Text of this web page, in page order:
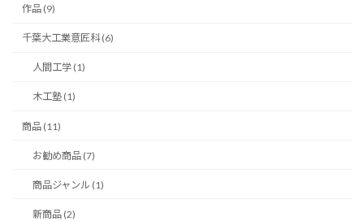
作品 (9)
千葉大工業意匠科 (6)
人間工学 (1)
木工塾 (1)
商品 (11)
お勧め商品 (7)
商品ジャンル (1)
新商品 (2)